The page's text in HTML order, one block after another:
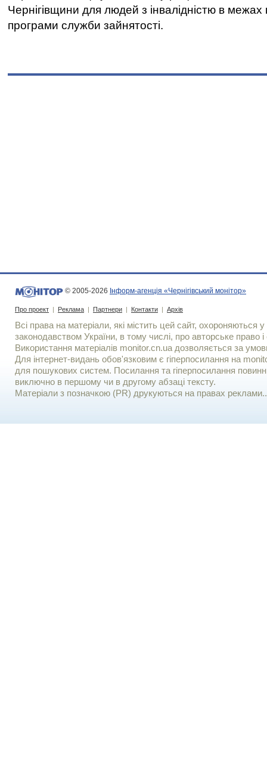
Чернігівщини для людей з інвалідністю в межах
програми служби зайнятості.
© 2005-2026 Інформ-агенція «Чернігівський монітор»
Про проект | Реклама | Партнери | Контакти | Архів
Всі права на матеріали, які містить цей сайт, охороняються у
законодавством України, в тому числі, про авторське право і
Використання матерiалiв monitor.cn.ua дозволяється за
Для iнтернет-видань обов'язковим є гiперпосилання на
для пошукових систем. Посилання та гіперпосилання
виключно в першому чи в другому абзаці тексту.
Матеріали з позначкою (PR) друкуються на правах реклами..